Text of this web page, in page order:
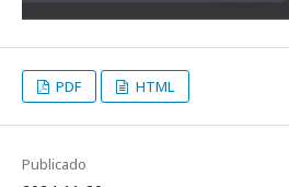
PDF HTML
Publicado